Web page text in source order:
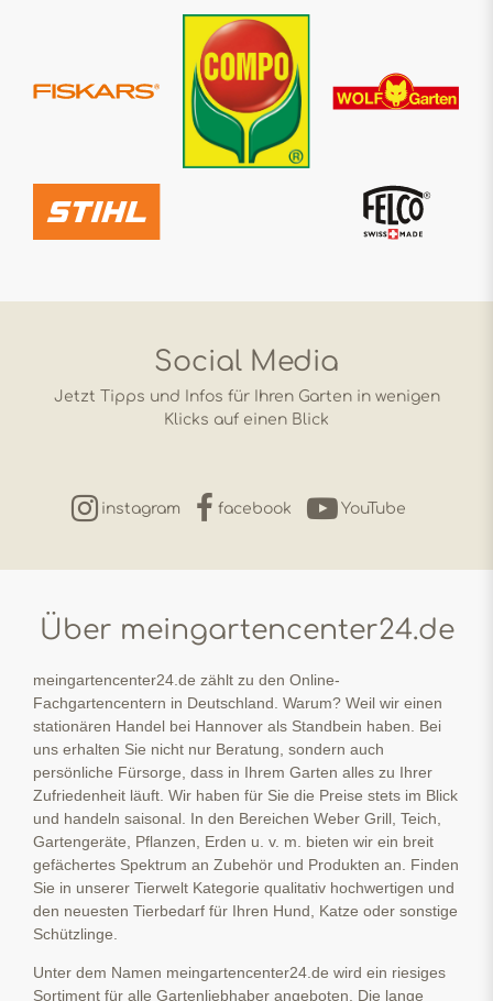
Social Media
Jetzt Tipps und Infos für Ihren Garten in wenigen
Klicks auf einen Blick
instagram facebook YouTube
Über meingartencenter24.de
meingartencenter24.de zählt zu den Online-
Fachgartencentern in Deutschland. Warum? Weil wir einen
stationären Handel bei Hannover als Standbein haben. Bei
uns erhalten Sie nicht nur Beratung, sondern auch
persönliche Fürsorge, dass in Ihrem Garten alles zu Ihrer
Zufriedenheit läuft. Wir haben für Sie die Preise stets im Blick
und handeln saisonal. In den Bereichen Weber Grill, Teich,
Gartengeräte, Pflanzen, Erden u. v. m. bieten wir ein breit
gefächertes Spektrum an Zubehör und Produkten an. Finden
Sie in unserer Tierwelt Kategorie qualitativ hochwertigen und
den neuesten Tierbedarf für Ihren Hund, Katze oder sonstige
Schützlinge.
Unter dem Namen meingartencenter24.de wird ein riesiges
Sortiment für alle Gartenliebhaber angeboten. Die lange